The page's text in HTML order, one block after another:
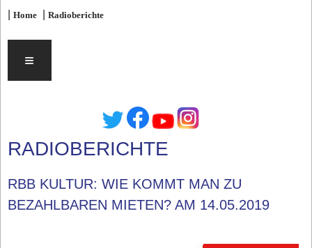
|Home |Radioberichte
≡
RADIOBERICHTE
RBB KULTUR: WIE KOMMT MAN ZU
BEZAHLBAREN MIETEN? AM 14.05.2019